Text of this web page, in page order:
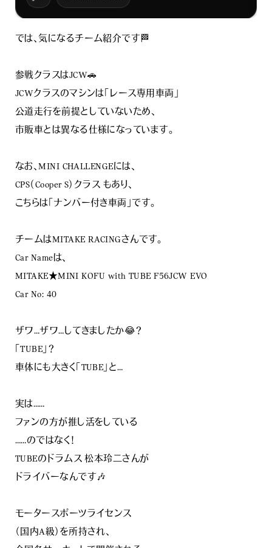
では、気になるチーム紹介です🏁
参戦クラスはJCW🚗
JCWクラスのマシンは「レース専用車両」
公道走行を前提としていないため、
市販車とは異なる仕様になっています。
なお、MINI CHALLENGEには、
CPS（Cooper S）クラス もあり、
こちらは「ナンバー付き車両」です。
チームはMITAKE RACINGさんです。
Car Nameは、
MITAKE★MINI KOFU with TUBE F56JCW EVO
Car No: 40
ザワ…ザワ…してきましたか😂？
「TUBE」？
車体にも大きく「TUBE」と…
実は……
ファンの方が推し活をしている
……のではなく！
TUBEのドラムス 松本玲二さんが
ドライバーなんです🎶
モータースポーツライセンス
（国内A級）を所持され、